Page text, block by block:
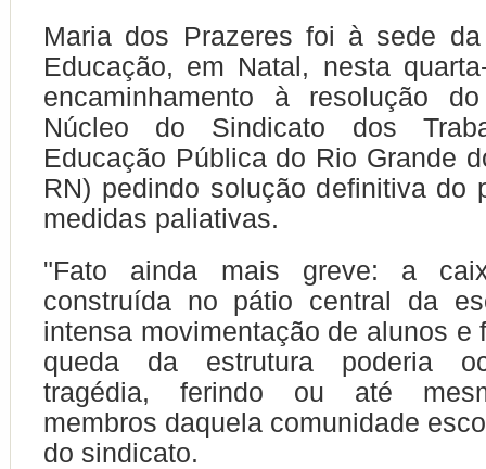
Maria dos Prazeres foi à sede
Educação, em Natal, nesta
encaminhamento à resolução
Núcleo do Sindicato dos
Educação Pública do Rio Grande
RN) pedindo solução definitiva do
medidas paliativas.
"Fato ainda mais greve: a
construída no pátio central da
intensa movimentação de alunos e
queda da estrutura poderia
tragédia, ferindo ou até
membros daquela comunidade
do sindicato.